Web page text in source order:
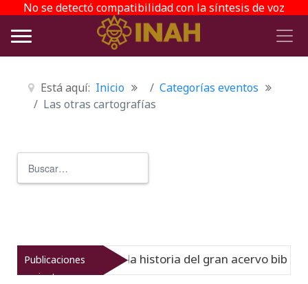
No se detectó compatibilidad con la síntesis de voz
Está aquí: Inicio
Categorías eventos
Las otras cartografías
Publicaciones
recientes
Virreinato muestra la historia del gran acervo